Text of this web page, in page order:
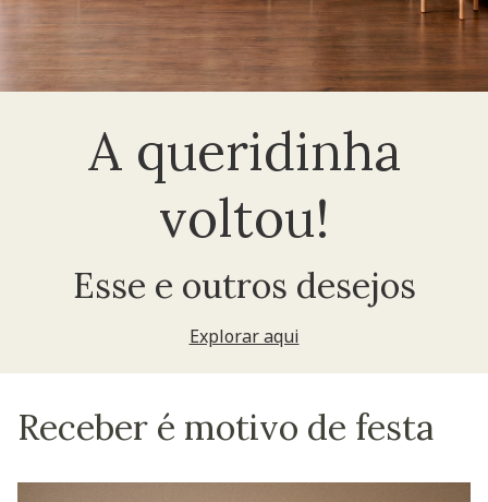
A queridinha
voltou!
Esse e outros desejos
Explorar aqui
Receber é motivo de festa